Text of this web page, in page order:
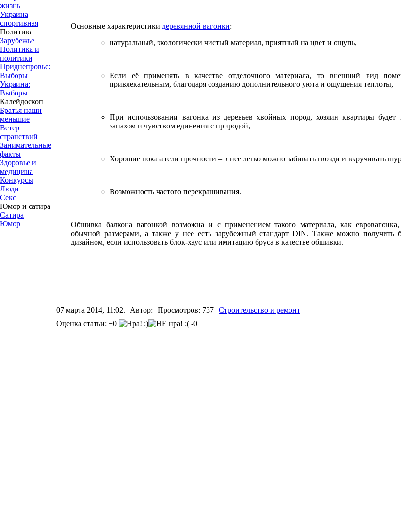
жизнь
Украина
спортивная
Политика
Зарубежье
Политика и
политики
Приднепровье:
Выборы
Украина:
Выборы
Калейдоскоп
Братья наши
меньшие
Ветер
странствий
Занимательные
факты
Здоровье и
медицина
Конкурсы
Люди
Секс
Юмор и сатира
Сатира
Юмор
Основные характеристики деревянной вагонки:
натуральный, экологически чистый материал, приятный на цвет и ощупь,
Если её применять в качестве отделочного материала, то внешний вид
привлекательным, благодаря созданию дополнительного уюта и ощущения теплоты,
При использовании вагонка из деревьев хвойных пород, хозяин квартиры будет
запахом и чувством единения с природой,
Хорошие показатели прочности – в нее легко можно забивать гвозди и вкручивать
Возможность частого перекрашивания.
Обшивка балкона вагонкой возможна и с применением такого материала, как евровагонка,
обычной размерами, а также у нее есть зарубежный стандарт DIN. Также можно получить
дизайном, если использовать блок-хаус или имитацию бруса в качестве обшивки.
07 марта 2014, 11:02. Автор: Просмотров: 737 Строительство и ремонт
Оценка статьи: +0
-0